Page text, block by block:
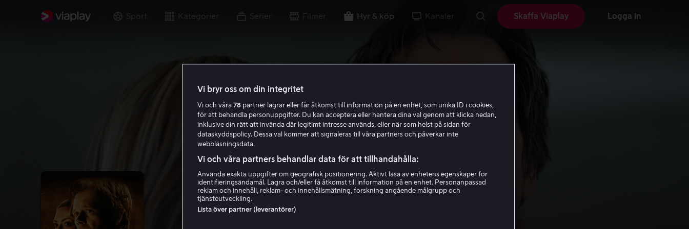
Sport Kategorier Serier Filmer Hyr & köp Kanaler Skaffa Viaplay Logga in
Vi bryr oss om din integritet
Vi och våra 78 partner lagrar eller får åtkomst till information på en enhet, som unika ID i cookies,
för att behandla personuppgifter. Du kan acceptera eller hantera dina val genom att klicka nedan,
inklusive din rätt att invända där legitimt intresse används, eller när som helst på sidan för
dataskyddspolicy. Dessa val kommer att signaleras till våra partners och påverkar inte
webbläsningsdata.
Vi och våra partners behandlar data för att tillhandahålla:
Använda exakta uppgifter om geografisk positionering. Aktivt läsa av enhetens egenskaper för
identifieringsändamål. Lagra och/eller få åtkomst till information på en enhet. Personanpassad
reklam och innehåll, reklam- och innehållsmätning, forskning angående målgrupp och
tjänsteutveckling.
Lista över partner (leverantörer)